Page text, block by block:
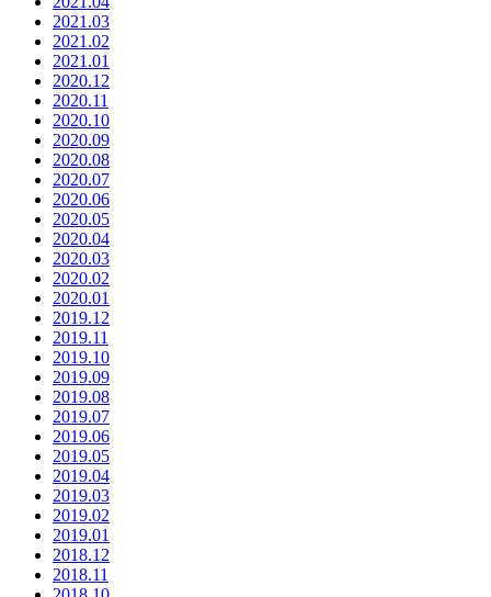
2021.03
2021.02
2021.01
2020.12
2020.11
2020.10
2020.09
2020.08
2020.07
2020.06
2020.05
2020.04
2020.03
2020.02
2020.01
2019.12
2019.11
2019.10
2019.09
2019.08
2019.07
2019.06
2019.05
2019.04
2019.03
2019.02
2019.01
2018.12
2018.11